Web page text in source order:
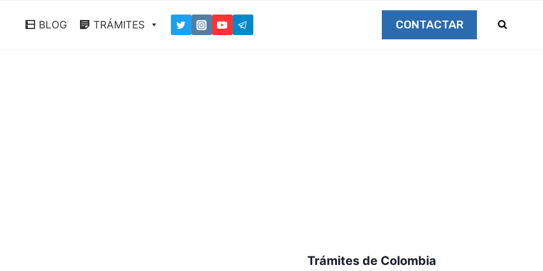
BLOG TRÁMITES CONTACTAR
Trámites de Colombia